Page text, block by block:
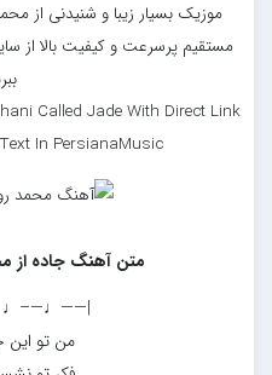
موزیک بسیار زیبا و شنیدنی از
مستقیم پرسرعت و کیفیت بالا از
Called Jade With Direct Link
In PersianaMusic
متن آهنگ جاده از
من تو این